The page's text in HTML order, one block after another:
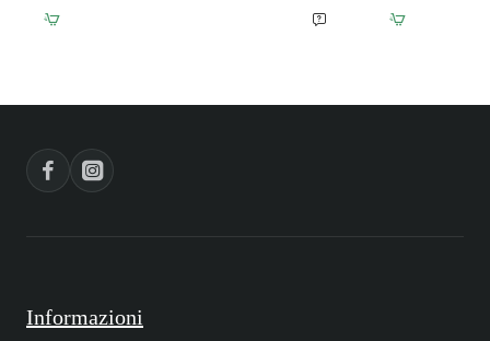
20
mm
10
pz
strass
neri
Informazioni